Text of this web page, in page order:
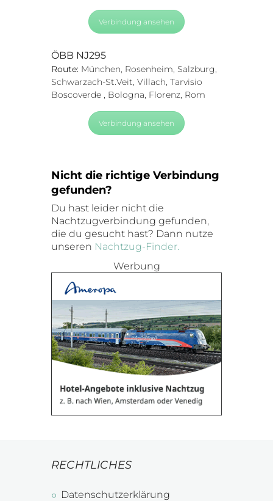
Verbindung ansehen
ÖBB NJ295
Route: München, Rosenheim, Salzburg,
Schwarzach-St.Veit, Villach, Tarvisio
Boscoverde , Bologna, Florenz, Rom
Verbindung ansehen
Nicht die richtige Verbindung
gefunden?
Du hast leider nicht die
Nachtzugverbindung gefunden,
die du gesucht hast? Dann nutze
unseren Nachtzug-Finder.
Werbung
RECHTLICHES
Datenschutzerklärung